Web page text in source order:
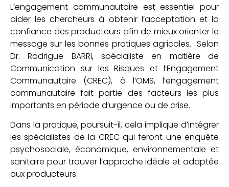
L’engagement communautaire est essentiel pour
aider les chercheurs à obtenir l’acceptation et la
confiance des producteurs afin de mieux orienter le
message sur les bonnes pratiques agricoles. Selon
Dr. Rodrigue BARRI, spécialiste en matière de
Communication sur les Risques et l’Engagement
Communautaire (CREC), à l’OMS, l’engagement
communautaire fait partie des facteurs les plus
importants en période d’urgence ou de crise.
Dans la pratique, poursuit-il, cela implique d’intégrer
les spécialistes de la CREC qui feront une enquête
psychosociale, économique, environnementale et
sanitaire pour trouver l’approche idéale et adaptée
aux producteurs.